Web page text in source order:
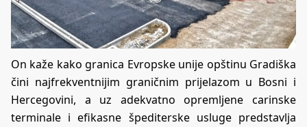
On kaže kako granica Evropske unije opštinu Gradiška
čini najfrekventnijim graničnim prijelazom u Bosni i
Hercegovini, a uz adekvatno opremljene carinske
terminale i efikasne špediterske usluge predstavlja